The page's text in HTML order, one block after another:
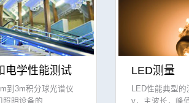
电学性能测试
到3m积分球光谱仪
照明设备的…
LED测量
LED性能典型
y，主波长，峰